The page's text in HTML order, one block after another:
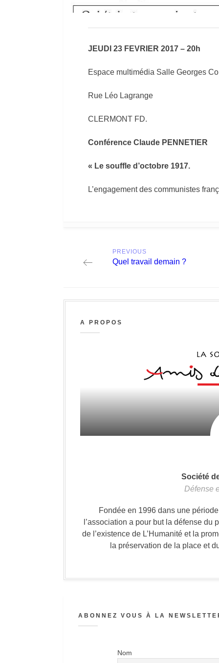
JEUDI 23 FEVRIER 2017 – 20h
Espace multimédia Salle Georges
Rue Léo Lagrange
CLERMONT FD.
Conférence Claude PENNETIER
« Le souffle d’octobre 1917.
L’engagement des communistes
navigation
PREVIOUS
Previous
Quel travail demain ?
A PROPOS
Société
Défense
Fondée en 1996 dans une
l’association a pour but la défense
de l’existence de L’Humanité et la
la préservation de la place et
ABONNEZ VOUS À LA
Nom